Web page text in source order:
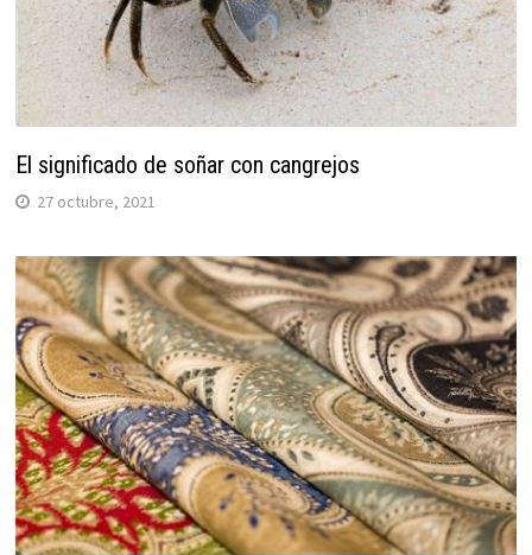
El significado de soñar con cangrejos
27 octubre, 2021